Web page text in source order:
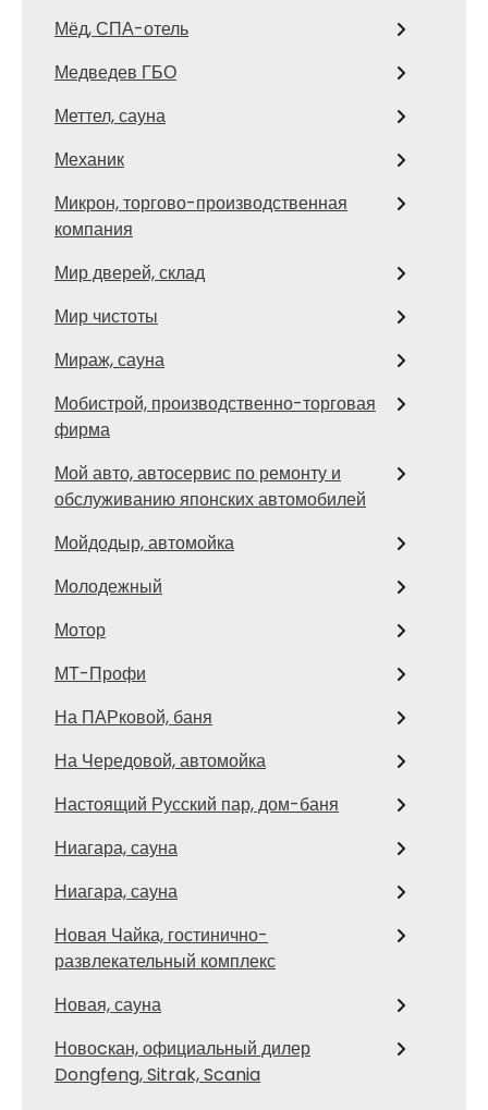
Мёд, СПА-отель
Медведев ГБО
Меттел, сауна
Механик
Микрон, торгово-производственная
компания
Мир дверей, склад
Мир чистоты
Мираж, сауна
Мобистрой, производственно-торговая
фирма
Мой авто, автосервис по ремонту и
обслуживанию японских автомобилей
Мойдодыр, автомойка
Молодежный
Мотор
МТ-Профи
На ПАРковой, баня
На Чередовой, автомойка
Настоящий Русский пар, дом-баня
Ниагара, сауна
Ниагара, сауна
Новая Чайка, гостинично-
развлекательный комплекс
Новая, сауна
Новоcкан, официальный дилер
Dongfeng, Sitrak, Scania